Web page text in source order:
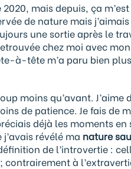
mais depuis, ça
de nature mais
une sortie après le
chez moi avec mon
à-tête m’a paru bien
moins qu’avant. J’aime
de patience. Je fais de
déjà les moments en
révélé ma nature
de l’introvertie :
contrairement à